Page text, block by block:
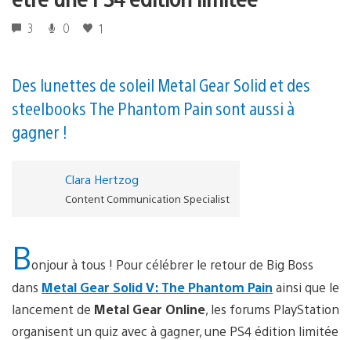
3 0 1
Des lunettes de soleil Metal Gear Solid et des
steelbooks The Phantom Pain sont aussi à
gagner !
Clara Hertzog
Content Communication Specialist
Bonjour à tous ! Pour célébrer le retour de Big Boss
dans Metal Gear Solid V: The Phantom Pain ainsi que le
lancement de Metal Gear Online, les forums PlayStation
organisent un quiz avec à gagner, une PS4 édition limitée